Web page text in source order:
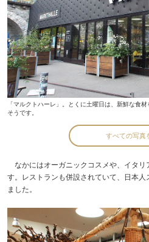
「マルクトハーレ」。とくに土曜日は、新鮮な食
そうです。
すべての写真
なかにはオーガニックコスメや、イタリ
す。レストランも併設されていて、日本人
ました。